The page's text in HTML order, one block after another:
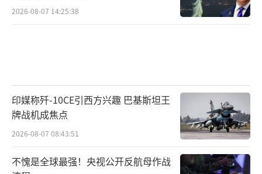
2026-08-07 14:25:38
印媒称歼-10CE引西方兴趣 巴基斯坦王
牌战机成焦点
2026-08-07 08:43:51
不愧是全球最强！央视公开反航母作战